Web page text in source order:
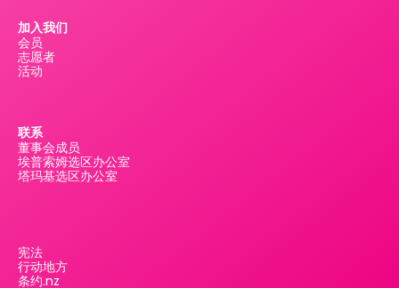
加入我们
会员
志愿者
活动
联系
董事会成员
埃普索姆选区办公室
塔玛基选区办公室
宪法
行动地方
条约.nz